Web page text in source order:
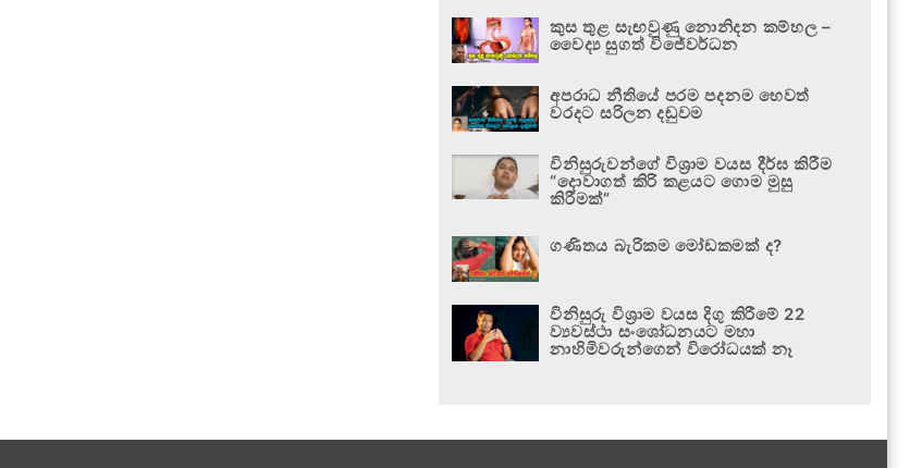
කුස තුළ සැඟවුණු නොනිදන කම්හල –
වෛද්‍ය සුගත් විජේවර්ධන
අපරාධ නීතියේ පරම පදනම හෙවත්
වරදට සරිලන දඬුවම
විනිසුරුවන්ගේ විශ්‍රාම වයස දීර්ඝ කිරීම
“දොවාගත් කිරි කළයට ගොම මුසු
කිරීමක්”
ගණිතය බැරිකම මෝඩකමක් ද?
විනිසුරු විශ්‍රාම වයස දිගු කිරීමේ 22
ව්‍යවස්ථා සංශෝධනයට මහා
නාහිමිවරුන්ගෙන් විරෝධයක් නෑ